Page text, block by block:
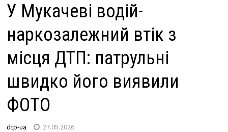
У Мукачеві водій-
наркозалежний втік з
місця ДТП: патрульні
швидко його виявили
ФОТО
dtp-ua 27.05.2026